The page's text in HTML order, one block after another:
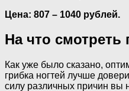
Цена: 807 – 1040 рублей.
На что
Как уже было сказано,
грибка ногтей лучше
силу различных причин вы